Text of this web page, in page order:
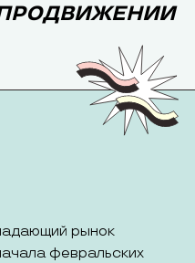
рынок
февральских